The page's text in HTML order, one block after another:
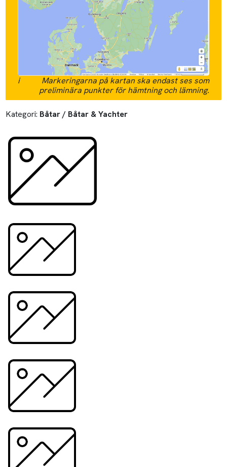
i
Markeringarna på kartan ska endast ses som
preliminära punkter för hämtning och lämning.
Kategori: Båtar / Båtar & Yachter